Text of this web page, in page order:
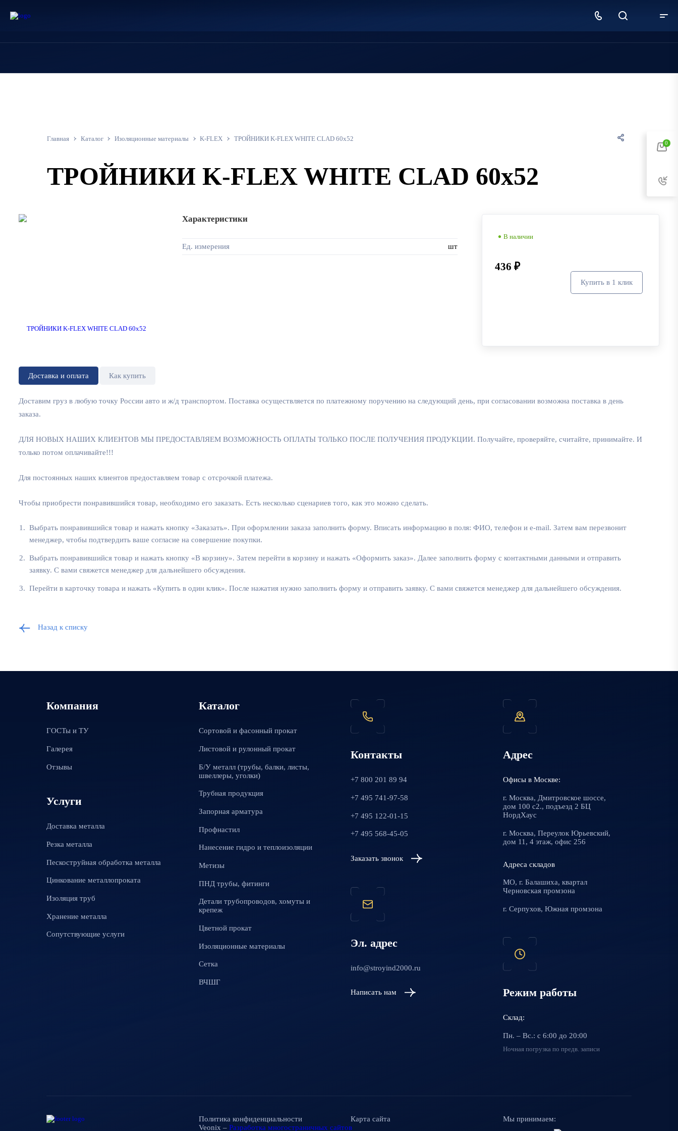
Рассчитать заказ
Главная Каталог Изоляционные материалы K-FLEX ТРОЙНИКИ K-FLEX WHITE CLAD 60x52
ТРОЙНИКИ K-FLEX WHITE CLAD 60x52
436 ₽
В наличии
Купить в 1 клик
Характеристики
Ед. измерения шт
Доставка и оплата Как купить
Доставим груз в любую точку России авто и ж/д транспортом. Поставка осуществляется по платежному поручению на следующий день, при согласовании возможна поставка в день
заказа.
ДЛЯ НОВЫХ НАШИХ КЛИЕНТОВ МЫ ПРЕДОСТАВЛЯЕМ ВОЗМОЖНОСТЬ ОПЛАТЫ ТОЛЬКО ПОСЛЕ ПОЛУЧЕНИЯ ПРОДУКЦИИ. Получайте, проверяйте, считайте, принимайте. И
только потом оплачивайте!!!
Для постоянных наших клиентов предоставляем товар с отсрочкой платежа.
Чтобы приобрести понравившийся товар, необходимо его заказать. Есть несколько сценариев того, как это можно сделать.
Выбрать понравившийся товар и нажать кнопку «Заказать». При оформлении заказа заполнить форму. Вписать информацию в поля: ФИО, телефон и e-mail. Затем вам перезвонит
менеджер, чтобы подтвердить ваше согласие на совершение покупки.
Выбрать понравившийся товар и нажать кнопку «В корзину». Затем перейти в корзину и нажать «Оформить заказ». Далее заполнить форму с контактными данными и отправить
заявку. С вами свяжется менеджер для дальнейшего обсуждения.
Перейти в карточку товара и нажать «Купить в один клик». После нажатия нужно заполнить форму и отправить заявку. С вами свяжется менеджер для дальнейшего обсуждения.
Назад к списку
Компания
ГОСТы и ТУ
Галерея
Отзывы
Услуги
Доставка металла
Резка металла
Пескоструйная обработка металла
Цинкование металлопроката
Изоляция труб
Хранение металла
Сопутствующие услуги
Каталог
Сортовой и фасонный прокат
Листовой и рулонный прокат
Б/У металл (трубы, балки, листы,
швеллеры, уголки)
Трубная продукция
Запорная арматура
Профнастил
Нанесение гидро и теплоизоляции
Метизы
ПНД трубы, фитинги
Детали трубопроводов, хомуты и
крепеж
Цветной прокат
Изоляционные материалы
Сетка
ВЧШГ
Контакты
+7 800 201 89 94
+7 495 741-97-58
+7 495 122-01-15
+7 495 568-45-05
Заказать звонок
Эл. адрес
info@stroyind2000.ru
Написать нам
Адрес
Офисы в Москве:
г. Москва, Дмитровское шоссе,
дом 100 с2., подъезд 2 БЦ
НордХаус
г. Москва, Переулок Юрьевский,
дом 11, 4 этаж, офис 256
Адреса складов
МО, г. Балашиха, квартал
Черновская промзона
г. Серпухов, Южная промзона
Режим работы
Склад:
Пн. – Вс.: с 6:00 до 20:00
Ночная погрузка по предв. записи
Политика конфиденциальности
Карта сайта
Veonix – Разработка многостраничных сайтов
Мы принимаем:
0